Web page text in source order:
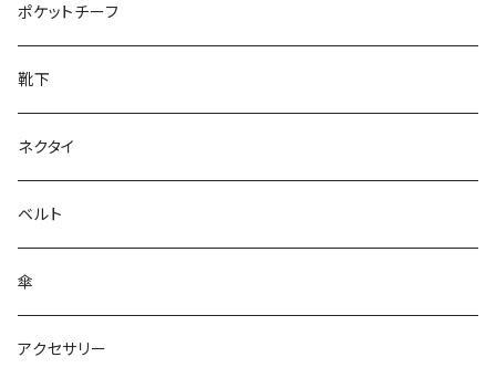
28cm～
ポケットチーフ
靴下
ネクタイ
ベルト
傘
アクセサリー